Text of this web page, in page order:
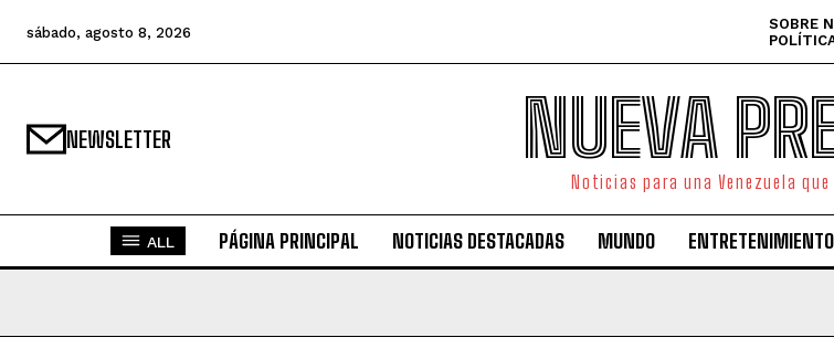
sábado, agosto 8, 2026 SOBRE
NEWSLETTER NUEVA
Noticias para una Venezuela que
ALL PÁGINA PRINCIPAL NOTICIAS DESTACADAS MUNDO ENTRETENIMIENTO